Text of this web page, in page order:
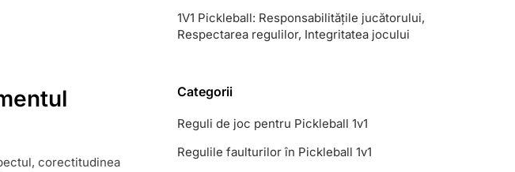
corectitudinea
1V1 Pickleball: Responsabilitățile jucătorului,
Respectarea regulilor, Integritatea jocului
Categorii
Reguli de joc pentru Pickleball 1v1
Regulile faulturilor în Pickleball 1v1